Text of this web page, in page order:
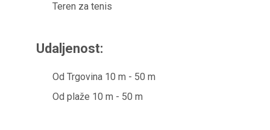
Teren za tenis
Udaljenost:
Od Trgovina 10 m - 50 m
Od plaže 10 m - 50 m